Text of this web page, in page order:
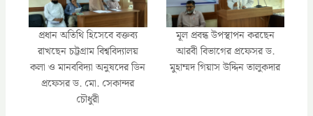
প্রধান অতিথি হিসেবে বক্তব্য
রাখছেন চট্টগ্রাম বিশ্ববিদ্যালয়
কলা ও মানববিদ্যা অনুষদের ডিন
প্রফেসর ড. মো. সেকান্দর
চৌধুরী
মূল প্রবন্ধ উপস্থাপন করছেন
আরবী বিভাগের প্রফেসর ড.
মুহাম্মদ গিয়াস উদ্দিন তালুকদার